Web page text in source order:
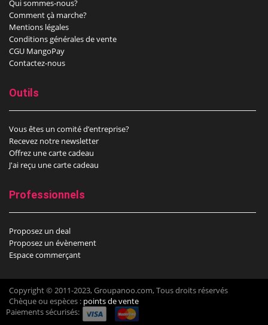
Qui sommes-nous?
Comment çà marche?
Mentions légales
Conditions générales de vente
CGU MangoPay
Contactez-nous
Outils
Vous êtes un comité d’entreprise?
Recevez notre newsletter
Offrez une carte cadeau
J'ai reçu une carte cadeau
Professionnels
Proposez un deal
Proposez un évènement
Espace commerçant
Copyright © 2011-2023, Groupanoo.com, Tous droits réservés
Chèque ou espèces : points de vente
Paiements sécurisés: